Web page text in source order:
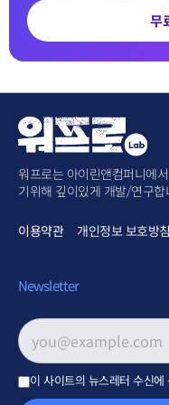
무
워프로는 아이린앤컴퍼니에
기위해 깊이있게 개발/연구합
이용약관 개인정보 보호방침
Newsletter
이메일 주소*
이 사이트의 뉴스레터 수신에